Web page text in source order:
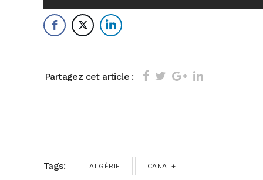
Partagez cet article :
Tags: ALGÉRIE CANAL+